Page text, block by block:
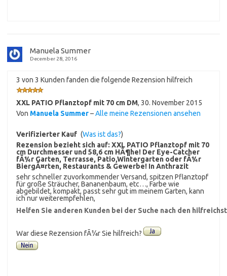
Manuela Summer
December 28, 2016
3 von 3 Kunden fanden die folgende Rezension hilfreich
XXL PATIO Pflanztopf mit 70 cm DM, 30. November 2015
Von Manuela Summer–Alle meine Rezensionen ansehen
Verifizierter Kauf (Was ist das?)
Rezension bezieht sich auf: XXL PATIO Pflanztopf mit 70
cm Durchmesser und 58,6 cm HÃ¶he! Der Eye-Catcher
fÃ¼r Garten, Terrasse, Patio,Wintergarten oder fÃ¼r
BiergÃ¤rten, Restaurants & Gewerbe! In Anthrazit
sehr schneller zuvorkommender Versand, spitzen Pflanztopf
für große Sträucher, Bananenbaum, etc…, Farbe wie
abgebildet, kompakt, passt sehr gut im meinem Garten, kann
ich nur weiterempfehlen,
Helfen Sie anderen Kunden bei der Suche nach den
War diese Rezension fÃ¼r Sie hilfreich?